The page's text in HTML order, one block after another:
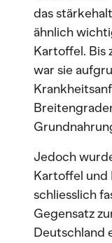
das
ähnlich
Kartoffel. Bis
war sie
Jedoch
Kartoffel und
schliesslich
Gegensatz
Deutschland